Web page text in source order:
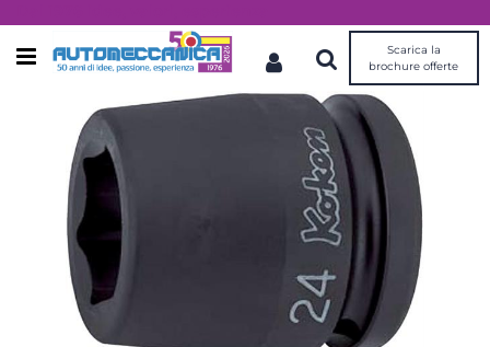
Open menu
Scarica la
brochure offerte